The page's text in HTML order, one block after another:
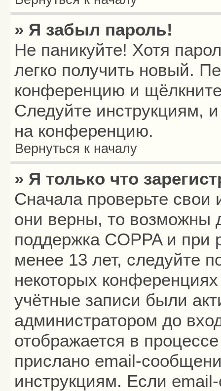
» Я забыл пароль!
Не паникуйте! Хотя
легко получить новый.
конференцию и
Следуйте инструкциям,
на конференцию.
Вернуться к началу
» Я только что
Сначала проверьте свои
они верны, то возможны
поддержка COPPA и при
менее 13 лет, следуйте
некоторых
учётные записи были
администратором до
отображается в
прислано email-
инструкциям. Если